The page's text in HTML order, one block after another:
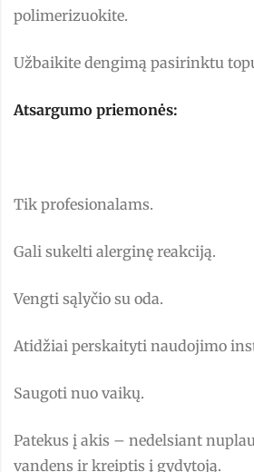
polimerizuokite.
Užbaikite dengimą pasirinktu
Atsargumo priemonės:
Tik profesionalams.
Gali sukelti alerginę reakciją.
Vengti sąlyčio su oda.
Atidžiai perskaityti naudojimo
Saugoti nuo vaikų.
Patekus į akis – nedelsiant
vandens ir kreiptis į gydytoją.